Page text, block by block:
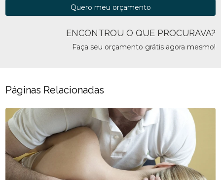
ENCONTROU O QUE PROCURAVA?
Faça seu orçamento grátis agora mesmo!
Quero meu orçamento
Páginas Relacionadas